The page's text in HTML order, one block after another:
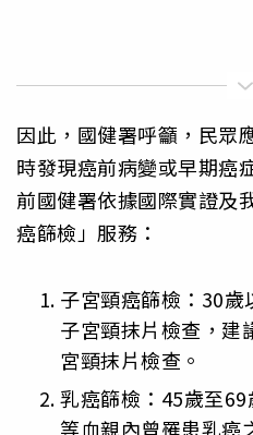
因此，國健署呼籲，民眾
時發現癌前病變或早期癌
前國健署依據國際實證及
癌篩檢」服務：
子宮頸癌篩檢：30
子宮頸抹片檢查，建
宮頸抹片檢查。
乳癌篩檢：45歲至
等血親內曾罹患乳癌